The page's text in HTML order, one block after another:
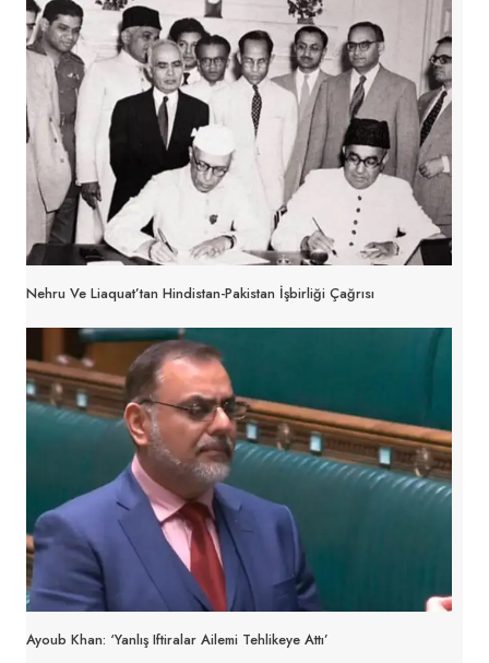
Nehru Ve Liaquat’tan Hindistan-Pakistan İşbirliği Çağrısı
Ayoub Khan: ‘Yanlış Iftiralar Ailemi Tehlikeye Attı’